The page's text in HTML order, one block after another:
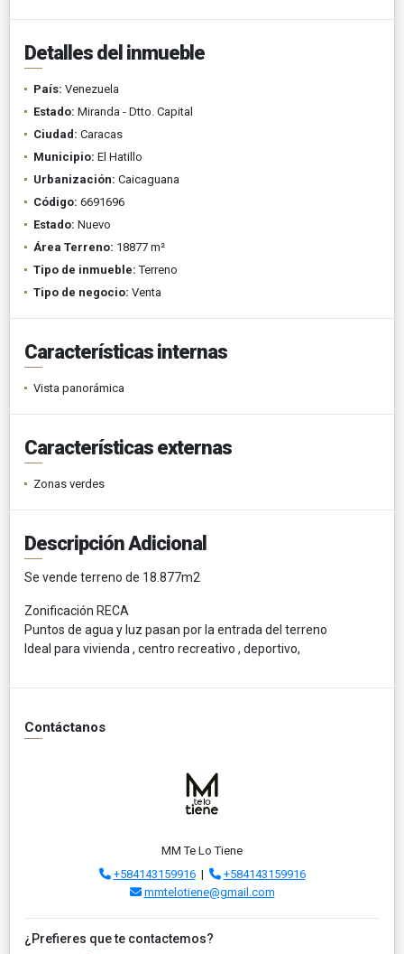
Detalles del inmueble
País: Venezuela
Estado: Miranda - Dtto. Capital
Ciudad: Caracas
Municipio: El Hatillo
Urbanización: Caicaguana
Código: 6691696
Estado: Nuevo
Área Terreno: 18877 m²
Tipo de inmueble: Terreno
Tipo de negocio: Venta
Características internas
Vista panorámica
Características externas
Zonas verdes
Descripción Adicional
Se vende terreno de 18.877m2
Zonificación RECA
Puntos de agua y luz pasan por la entrada del terreno
Ideal para vivienda , centro recreativo , deportivo,
Contáctanos
MM Te Lo Tiene
+584143159916|
+584143159916
mmtelotiene@gmail.com
¿Prefieres que te contactemos?